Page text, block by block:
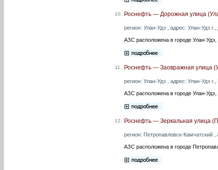
10. Роснефть — Дорожная улица
регион: Улан-Удэ , адрес: Улан-Удэ
АЗС расположена в городе Улан-
11. Роснефть — Заовражная улица
регион: Улан-Удэ , адрес: Улан-Удэ
АЗС расположена в городе Улан-
12. Роснефть — Зеркальная улица
регион: Петропавловск-Камчатский
АЗС расположена в городе